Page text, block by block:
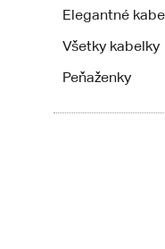
Elegantné
Všetky kabelky
Peňaženky